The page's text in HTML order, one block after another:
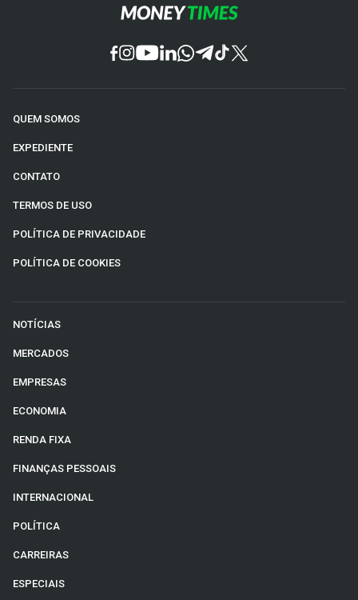
QUEM SOMOS
EXPEDIENTE
CONTATO
TERMOS DE USO
POLÍTICA DE PRIVACIDADE
POLÍTICA DE COOKIES
NOTÍCIAS
MERCADOS
EMPRESAS
ECONOMIA
RENDA FIXA
FINANÇAS PESSOAIS
INTERNACIONAL
POLÍTICA
CARREIRAS
ESPECIAIS